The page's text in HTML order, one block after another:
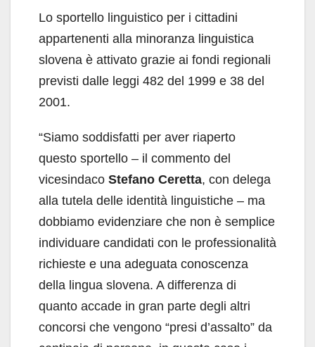
Lo sportello linguistico per i cittadini
appartenenti alla minoranza linguistica
slovena è attivato grazie ai fondi regionali
previsti dalle leggi 482 del 1999 e 38 del
2001.
“Siamo soddisfatti per aver riaperto
questo sportello – il commento del
vicesindaco Stefano Ceretta, con delega
alla tutela delle identità linguistiche – ma
dobbiamo evidenziare che non è semplice
individuare candidati con le professionalità
richieste e una adeguata conoscenza
della lingua slovena. A differenza di
quanto accade in gran parte degli altri
concorsi che vengono “presi d’assalto” da